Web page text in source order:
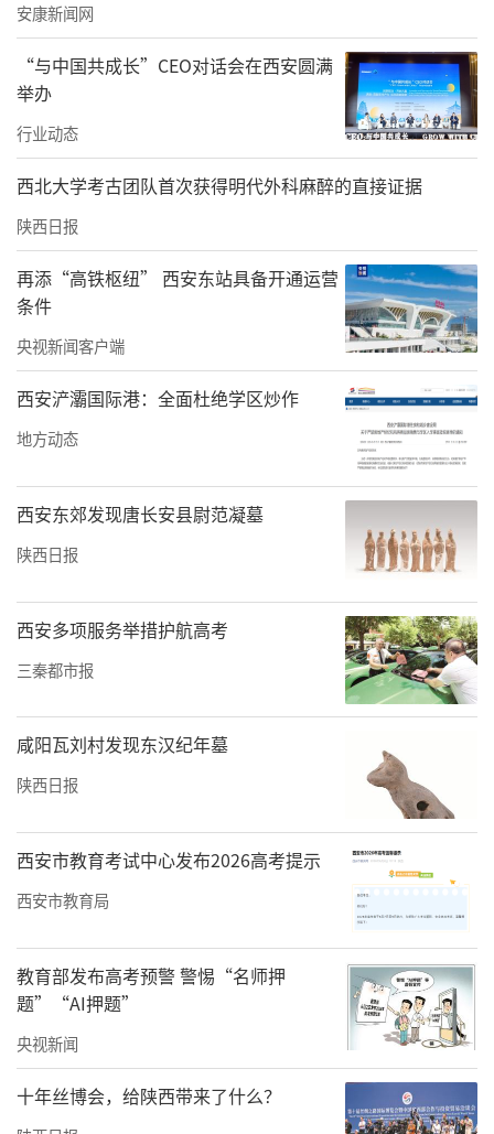
安康新闻网
“与中国共成长”CEO对话会在西安圆满
举办
行业动态
西北大学考古团队首次获得明代外科麻醉的直接证据
陕西日报
再添“高铁枢纽” 西安东站具备开通运营
条件
央视新闻客户端
西安浐灞国际港：全面杜绝学区炒作
地方动态
西安东郊发现唐长安县尉范凝墓
陕西日报
西安多项服务举措护航高考
三秦都市报
咸阳瓦刘村发现东汉纪年墓
陕西日报
西安市教育考试中心发布2026高考提示
西安市教育局
教育部发布高考预警 警惕“名师押
题”“AI押题”
央视新闻
十年丝博会，给陕西带来了什么？